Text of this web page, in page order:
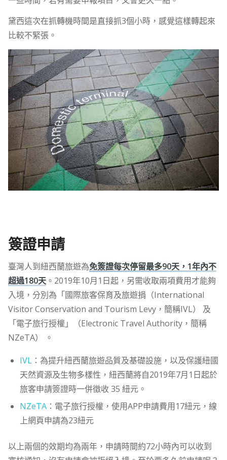
黛西這次在抓轉機時間是直接抓3個小時，感覺這樣轉起來
比較不緊張。
簽證申請
臺灣人到紐西蘭旅遊為免簽證每次停留最多90天，1年內不
超過180天。2019年10月1日起，另需收取兩項費用才能夠
入境，分別為「國際旅客保育及旅遊捐（International
Visitor Conservation and Tourism Levy，簡稱IVL） 及
「電子旅行授權」（Electronic Travel Authority，簡稱
NZeTA） 。
IVL：為提升紐西蘭旅遊品質及基礎設施，以及保護紐國
天然資源及生物多樣性，紐西蘭將自2019年7月1日起於
旅客申請簽證時一併徵收 35 紐元。
NZeTA：電子旅行授權，使用APP申請費用17紐元，線
上網頁申請為23紐元
以上兩個的效期均為兩年，申請時間約72小時內可以收到